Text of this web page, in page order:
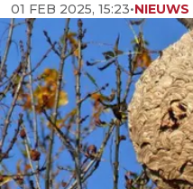
01 FEB 2025, 15:23•NIEUWS